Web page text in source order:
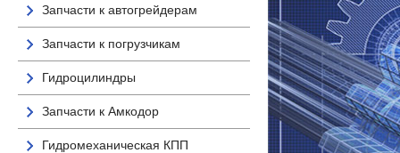
Запчасти к автогрейдерам
Запчасти к погрузчикам
Гидроцилиндры
Запчасти к Амкодор
Гидромеханическая КПП